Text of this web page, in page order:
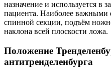
назначение и используется в
пациента. Наиболее
спинной секции, подъём
наклона всей плоскости ложа.
Положение
антитренделенбурга